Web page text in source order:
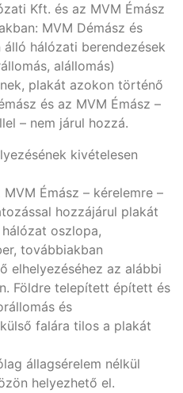
Kft. és az MVM Émász
MVM Démász és
hálózati berendezések
alállomás)
plakát azokon történő
és az MVM Émász –
– nem járul hozzá.
kivételesen
Émász – kérelemre –
hozzájárul plakát
oszlopa,
továbbiakban
elhelyezéséhez az alábbi
Földre telepített épített és
és
falára tilos a plakát
állagsérelem nélkül
helyezhető el.